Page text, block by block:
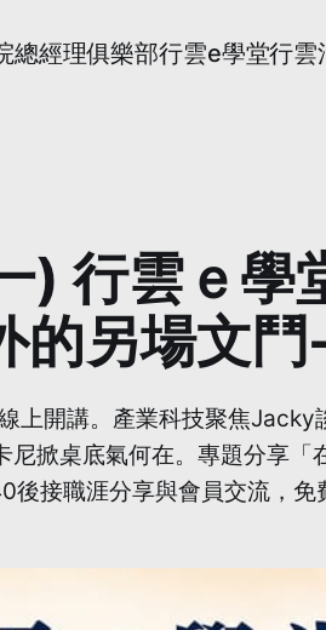
總經理俱樂部行雲e學堂行雲
行雲ｅ學
的另場文
上開講。產業科技聚焦
尼掀桌底氣何在。專題分享
接職涯分享與會員交流，免